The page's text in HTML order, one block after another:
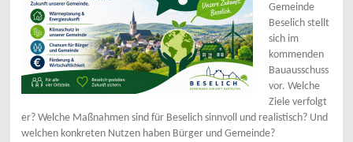
Gemeinde
Beselich stellt
sich im
kommenden
Bauausschuss
vor. Welche
Ziele verfolgt
er? Welche Maßnahmen sind für Beselich sinnvoll und realistisch? Und
welchen konkreten Nutzen haben Bürger und Gemeinde?